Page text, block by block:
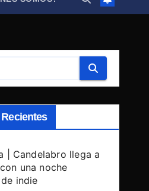
| Candelabro llega a
una noche
indie